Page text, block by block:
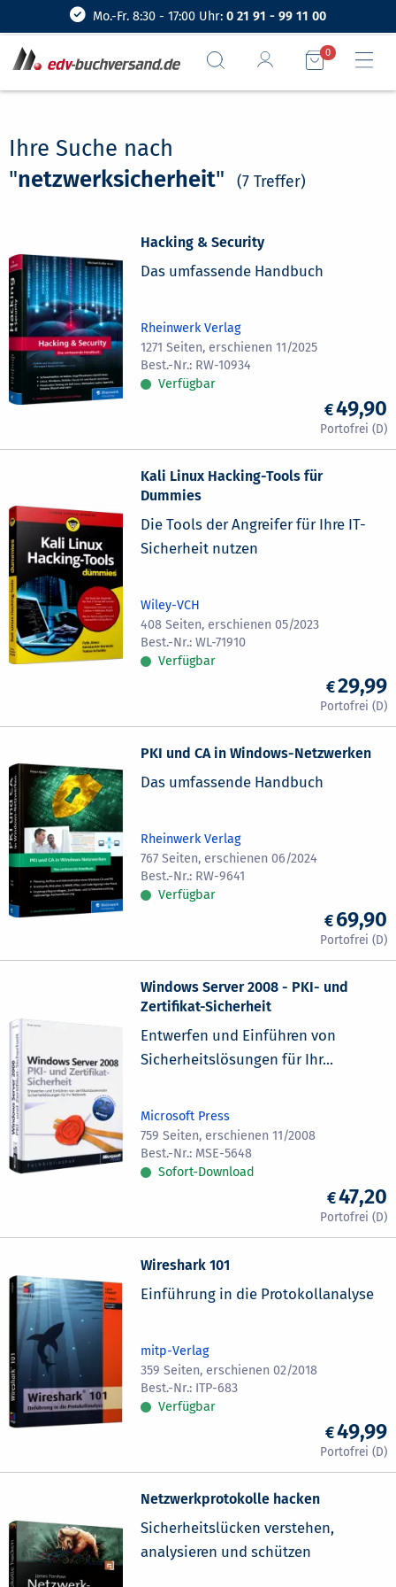
Mo.-Fr. 8:30 - 17:00 Uhr: 0 21 91 - 99 11 00
0
Ihre Suche nach
"netzwerksicherheit" (7 Treffer)
Hacking & Security
Das umfassende Handbuch
Rheinwerk Verlag
1271 Seiten, erschienen 11/2025
RW-10934
Verfügbar
49,90
Kali Linux Hacking-Tools für
Dummies
Die Tools der Angreifer für Ihre IT-
Sicherheit nutzen
Wiley-VCH
408 Seiten, erschienen 05/2023
WL-71910
Verfügbar
29,99
PKI und CA in Windows-Netzwerken
Das umfassende Handbuch
Rheinwerk Verlag
767 Seiten, erschienen 06/2024
RW-9641
Verfügbar
69,90
Windows Server 2008 - PKI- und
Zertifikat-Sicherheit
Entwerfen und Einführen von
Sicherheitslösungen für Ihr...
Microsoft Press
759 Seiten, erschienen 11/2008
MSE-5648
Sofort-Download
47,20
Wireshark 101
Einführung in die Protokollanalyse
mitp-Verlag
359 Seiten, erschienen 02/2018
ITP-683
Verfügbar
49,99
Netzwerkprotokolle hacken
Sicherheitslücken verstehen,
analysieren und schützen